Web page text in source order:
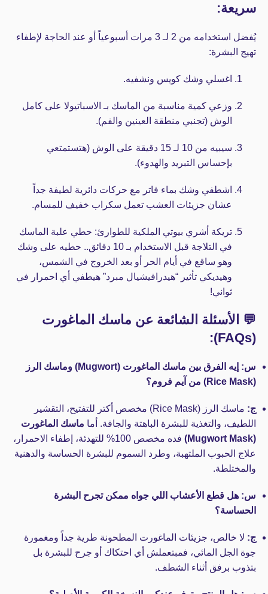
سريعة:
يُفضل استخدامه من 2 لـ 3 مرات أسبوعياً أو عند الحاجة لإطفاء
تهيج البشرة:
اغسلي وشك كويس ونشفيه.
وزعي كمية مناسبة من الماسك بـ الاسباتيولا على كامل
الوش (تجنبي منطقة العينين والفم).
سيبيه من 10 لـ 15 دقيقة على الوش (هتستمتعي
بإحساس التبريد والهدوء).
اشطفي وشك بماء فاتر مع حركات دائرية لطيفة جداً
عشان جزيئات العشب تعمل سكراب خفيف للمسام.
تريكة أشري بيوتي الملكية للطوارئ: حطي علبة الماسك
في التلاجة قبل الاستخدام بـ 10 دقائق.. حطيه على وشك
وهو ساقع في أيام الحر أو بعد الخروج في الشمس،
وهيديكي تأثير “هيدرافيشيال مبرد” هيطفي أي احمرار في
ثواني!
💬 الأسئلة الشائعة عن ماسك الماغورت
(FAQs):
س: إيه الفرق بين ماسك الماغورت (Mugwort) وماسك الرز
(Rice Mask) من آيم فروم؟
ج:
ماسك الرز (Rice Mask) مخصص أكتر للتفتيح، التقشير
اللطيف، والتغذية للبشرة الباهتة والجافة. أما ماسك الماغورت
(Mugwort Mask)
فده مخصص 100% للتهدئة، إطفاء الاحمرار،
علاج الحبوب الملتهبة، وطرد السموم للبشرة الحساسة والدهنية
والمختلطة.
س: هل قطع الأعشاب اللي جواه ممكن تجرح البشرة
الحساسة؟
ج: لا خالص، جزيئات الماغورت المطحونة طرية جداً ومغمورة
جوة الجل المائي، فمبتعملش أي احتكاك أو جرح للبشرة بل
بتذوب برفق أثناء الشطف.